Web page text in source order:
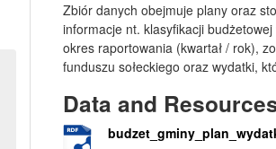
Zbiór danych obejmuje plany oraz
informacje nt. klasyfikacji
okres raportowania (kwartał / rok),
funduszu sołeckiego oraz wydatki,
Data and